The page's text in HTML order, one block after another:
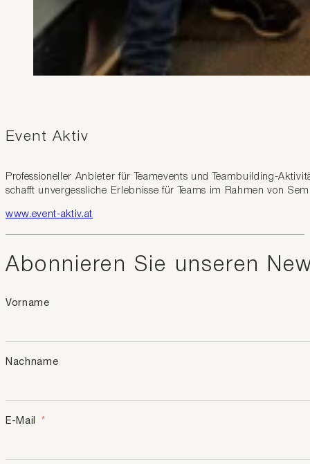
Event Aktiv
Professioneller Anbieter für Teamevents und Teambuilding-
schafft unvergessliche Erlebnisse für Teams im Rahmen von
www.event-aktiv.at
Abonnieren Sie unseren
Vorname
Nachname
E-Mail